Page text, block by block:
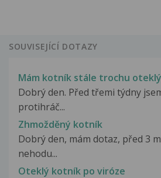
SOUVISEJÍCÍ DOTAZY
Mám kotník stále trochu oteklý
Dobrý den. Před třemi týdny
protihráč...
Zhmožděný kotník
Dobrý den, mám dotaz, před 3
nehodu...
Oteklý kotník po viróze